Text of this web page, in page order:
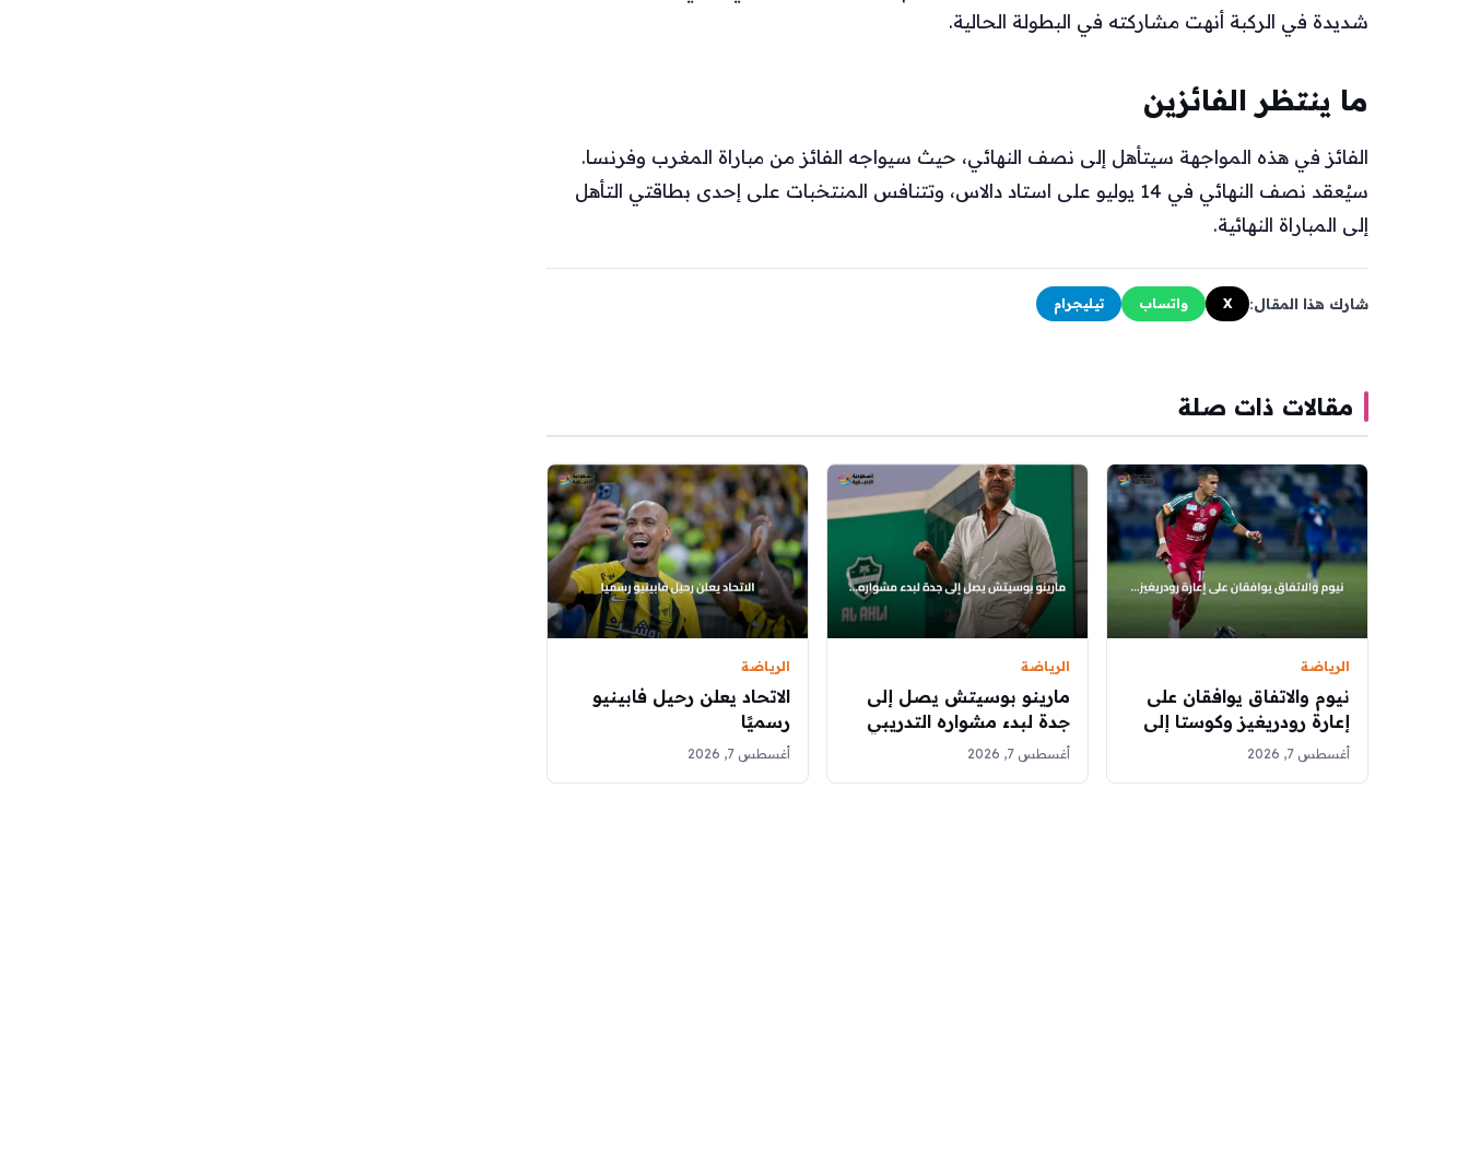
شديدة في الركبة أنهت مشاركته في البطولة الحالية.
ما ينتظر الفائزين
الفائز في هذه المواجهة سيتأهل إلى نصف النهائي، حيث سيواجه الفائز من مباراة المغرب وفرنسا.
سيُعقد نصف النهائي في 14 يوليو على استاد دالاس، وتتنافس المنتخبات على إحدى بطاقتي التأهل
إلى المباراة النهائية.
شارك هذا المقال: X واتساب تيليجرام
مقالات ذات صلة
الرياضة
نيوم والاتفاق يوافقان على
إعارة رودريغيز وكوستا إلى
كروزيرو
أغسطس 7, 2026
الرياضة
مارينو بوسيتش يصل إلى
جدة لبدء مشواره التدريبي
مع الأهلي
أغسطس 7, 2026
الرياضة
الاتحاد يعلن رحيل فابينيو
رسميًا
أغسطس 7, 2026